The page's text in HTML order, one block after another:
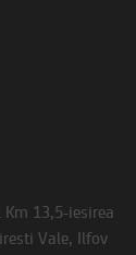
13,5-iesirea
Vale, Ilfov